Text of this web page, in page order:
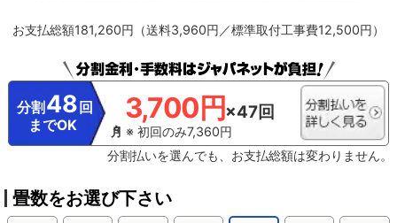
お支払総額181,260円（送料3,960円／標準取付工事費12,500円）
分割 48 回
までOK
3,700円×47回
※ 初回のみ7,360円
分割払いを選んでも、お支払総額は変わりません。
畳数をお選び下さい